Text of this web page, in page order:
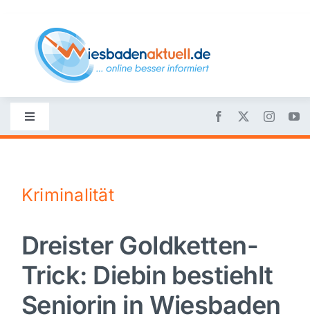
content
Toggle
Navigation
Nachrichten
Politik
Wirtschaft
Kriminalität
Dreister Goldketten-
Trick: Diebin bestiehlt
Seniorin in Wiesbaden